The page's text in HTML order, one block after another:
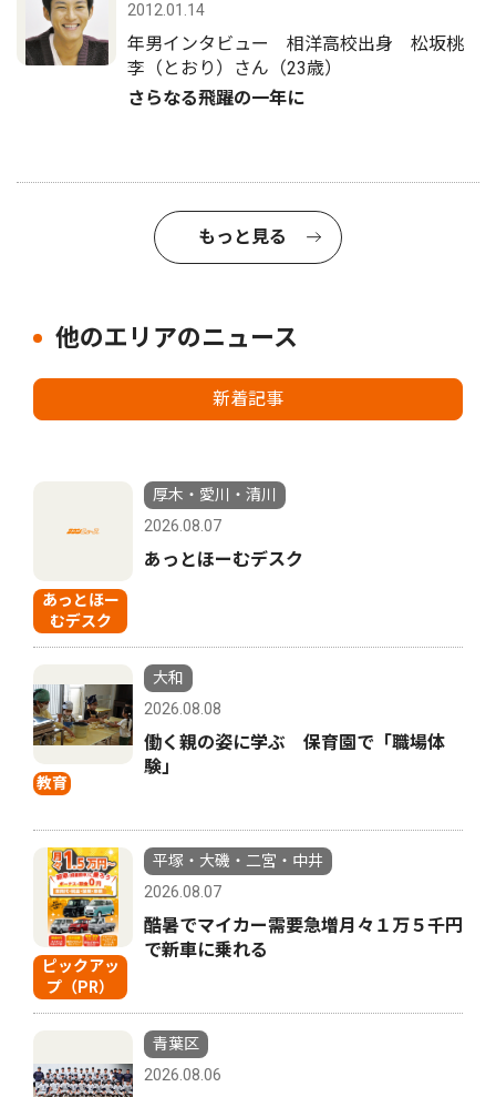
2012.01.14
年男インタビュー 相洋高校出身 松坂桃
李（とおり）さん（23歳）
さらなる飛躍の一年に
もっと見る
他のエリアのニュース
新着記事
あっとほー
むデスク
厚木・愛川・清川
2026.08.07
あっとほーむデスク
教育
大和
2026.08.08
働く親の姿に学ぶ 保育園で「職場体
験」
ピックアッ
プ（PR）
平塚・大磯・二宮・中井
2026.08.07
酷暑でマイカー需要急増月々１万５千円
で新車に乗れる
青葉区
2026.08.06